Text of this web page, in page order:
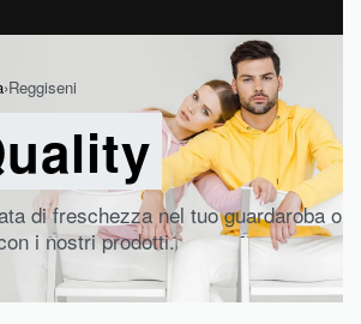
›Reggiseni
di freschezza nel tuo guardaroba o
i nostri prodotti.